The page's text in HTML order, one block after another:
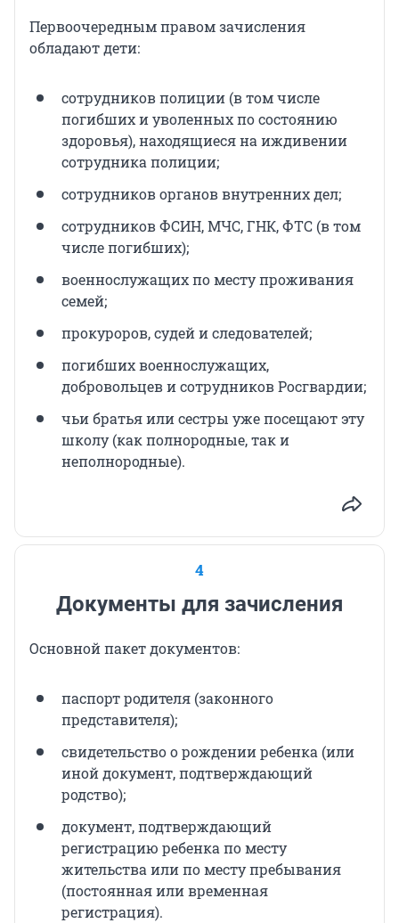
Первоочередным правом зачисления
обладают дети:
сотрудников полиции (в том числе
погибших и уволенных по состоянию
здоровья), находящиеся на иждивении
сотрудника полиции;
сотрудников органов внутренних дел;
сотрудников ФСИН, МЧС, ГНК, ФТС (в том
числе погибших);
военнослужащих по месту проживания
семей;
прокуроров, судей и следователей;
погибших военнослужащих,
добровольцев и сотрудников Росгвардии;
чьи братья или сестры уже посещают эту
школу (как полнородные, так и
неполнородные).
4
Документы для зачисления
Основной пакет документов:
паспорт родителя (законного
представителя);
свидетельство о рождении ребенка (или
иной документ, подтверждающий
родство);
документ, подтверждающий
регистрацию ребенка по месту
жительства или по месту пребывания
(постоянная или временная
регистрация).